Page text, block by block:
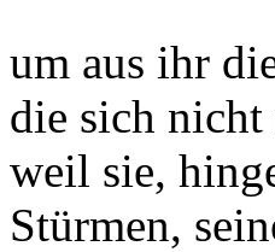
um aus ihr
die sich
weil sie,
Stürmen,